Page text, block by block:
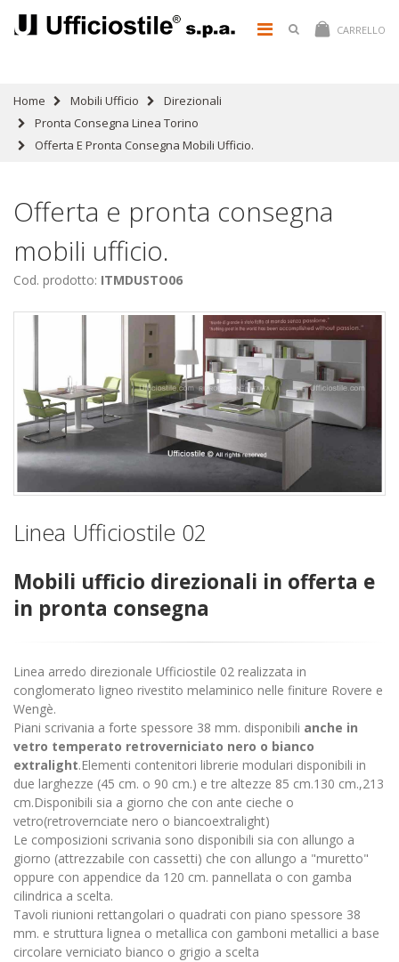
CARRELLO
Home Mobili Ufficio
Direzionali
Pronta Consegna Linea Torino
Offerta E Pronta Consegna Mobili Ufficio.
Offerta e pronta consegna
mobili ufficio.
Cod. prodotto: ITMDUSTO06
Linea Ufficiostile 02
Mobili ufficio direzionali in offerta e
in pronta consegna
Linea arredo direzionale Ufficiostile 02 realizzata in
conglomerato ligneo rivestito melaminico nelle finiture Rovere e
Wengè.
Piani scrivania a forte spessore 38 mm. disponibili anche in
vetro temperato retroverniciato nero o bianco
extralight.Elementi contenitori librerie modulari disponibili in
due larghezze (45 cm. o 90 cm.) e tre altezze 85 cm.130 cm.,213
cm.Disponibili sia a giorno che con ante cieche o
vetro(retrovernciate nero o biancoextralight)
Le composizioni scrivania sono disponibili sia con allungo a
giorno (attrezzabile con cassetti) che con allungo a "muretto"
oppure con appendice da 120 cm. pannellata o con gamba
cilindrica a scelta.
Tavoli riunioni rettangolari o quadrati con piano spessore 38
mm. e struttura lignea o metallica con gamboni metallici a base
circolare verniciato bianco o grigio a scelta